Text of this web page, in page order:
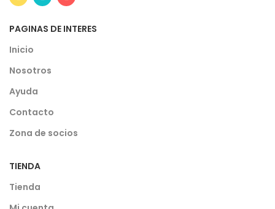
PAGINAS DE INTERES
Inicio
Nosotros
Ayuda
Contacto
Zona de socios
TIENDA
Tienda